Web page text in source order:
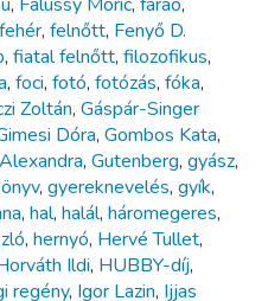
, felnőtt, Fenyő D.
, fiatal felnőtt, filozofikus,
, foci, fotó, fotózás, fóka,
Zoltán, Gáspár-Singer
Dóra, Gombos Kata,
, Gutenberg, gyász,
, gyereknevelés, gyík,
, hal, halál, háromegeres,
, hernyó, Hervé Tullet,
Ildi, HUBBY-díj,
regény, Igor Lazin, Ijjas